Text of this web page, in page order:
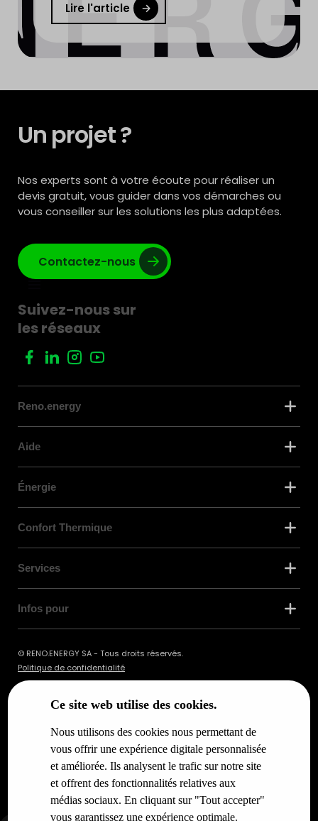
Ce site web utilise des cookies.
Nous utilisons des cookies nous permettant de
vous offrir une expérience digitale personnalisée
et améliorée. Ils analysent le trafic sur notre site
et offrent des fonctionnalités relatives aux
médias sociaux. En cliquant sur "Tout accepter"
vous garantissez une expérience optimale.
Lire l'article
Un projet ?
Nos experts sont à votre écoute pour réaliser un
devis gratuit, vous guider dans vos démarches ou
vous conseiller sur les solutions les plus adaptées.
Contactez-nous
Suivez-nous sur
les réseaux
Reno.energy
Aide
Énergie
Confort Thermique
Services
Infos pour
© RENO.ENERGY SA - Tous droits réservés.
Politique de confidentialité